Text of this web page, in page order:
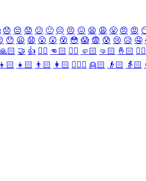
😞 😔 😟 😕 🙁 ☹️ 😣 😖 😫 😩 😤 😠 😡
😯 😦 😧 😮 😲 😵 😳 😱 😨 😰 😢 😥 🤤
🤝 👍 👎🏻 👊🏻 ✊🏻 🤛🏻 🤜🏻 🤞🏻 ✌🏻
👦🏻 👧🏻 👨🏻 👩🏻 👱🏻‍♀️ 👱🏻 👴🏻 👵🏻